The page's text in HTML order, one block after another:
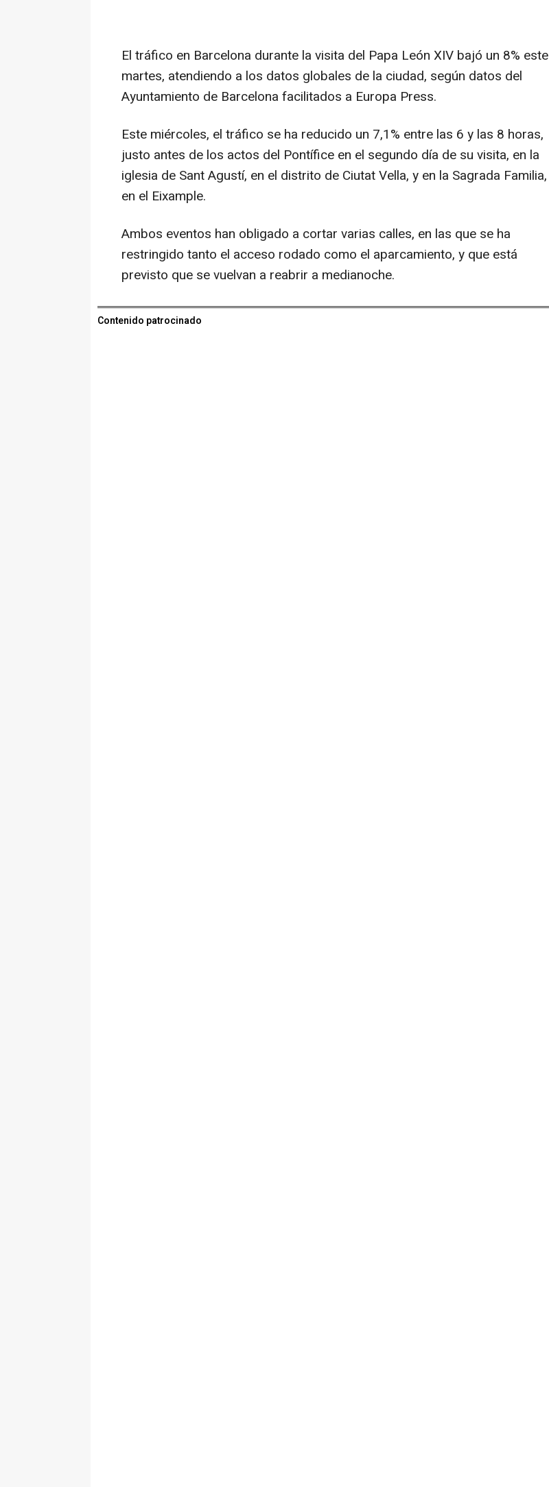
El tráfico en Barcelona durante la visita del Papa León XIV bajó un 8% este
martes, atendiendo a los datos globales de la ciudad, según datos del
Ayuntamiento de Barcelona facilitados a Europa Press.
Este miércoles, el tráfico se ha reducido un 7,1% entre las 6 y las 8 horas,
justo antes de los actos del Pontífice en el segundo día de su visita, en la
iglesia de Sant Agustí, en el distrito de Ciutat Vella, y en la Sagrada Familia,
en el Eixample.
Ambos eventos han obligado a cortar varias calles, en las que se ha
restringido tanto el acceso rodado como el aparcamiento, y que está
previsto que se vuelvan a reabrir a medianoche.
Contenido patrocinado